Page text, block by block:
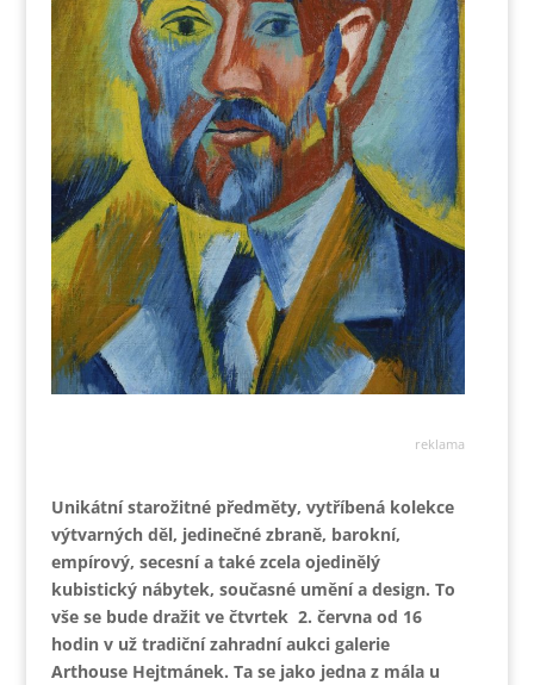
reklama
Unikátní starožitné předměty, vytříbená kolekce
výtvarných děl, jedinečné zbraně, barokní,
empírový, secesní a také zcela ojedinělý
kubistický nábytek, současné umění a design. To
vše se bude dražit ve čtvrtek 2. června od 16
hodin v už tradiční zahradní aukci galerie
Arthouse Hejtmánek. Ta se jako jedna z mála u